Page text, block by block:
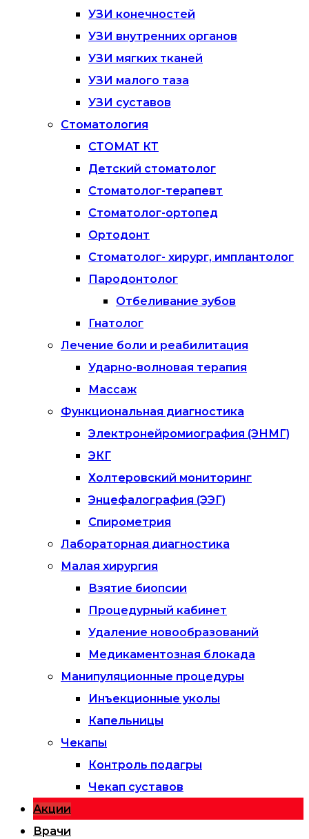
УЗИ конечностей
УЗИ внутренних органов
УЗИ мягких тканей
УЗИ малого таза
УЗИ суставов
Стоматология
СТОМАТ КТ
Детский стоматолог
Стоматолог-терапевт
Стоматолог-ортопед
Ортодонт
Стоматолог- хирург, имплантолог
Пародонтолог
Отбеливание зубов
Гнатолог
Лечение боли и реабилитация
Ударно-волновая терапия
Массаж
Функциональная диагностика
Электронейромиография (ЭНМГ)
ЭКГ
Холтеровский мониторинг
Энцефалография (ЭЭГ)
Спирометрия
Лабораторная диагностика
Малая хирургия
Взятие биопсии
Процедурный кабинет
Удаление новообразований
Медикаментозная блокада
Манипуляционные процедуры
Инъекционные уколы
Капельницы
Чекапы
Контроль подагры
Чекап суставов
Акции
Врачи